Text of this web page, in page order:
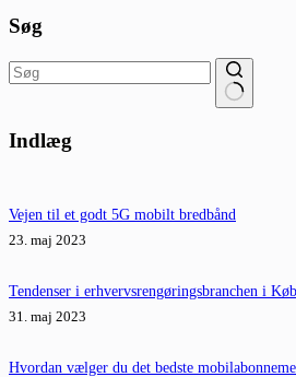
Søg
resultater
Indlæg
Vejen til et godt 5G mobilt bredbånd
23. maj 2023
Tendenser i erhvervsrengøringsbranchen i
31. maj 2023
Hvordan vælger du det bedste